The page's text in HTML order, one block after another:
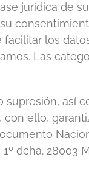
jurídica de
los
Las
así
ello,
dcha. 28003